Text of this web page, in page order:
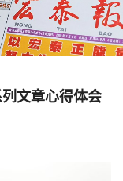
文章心得体会